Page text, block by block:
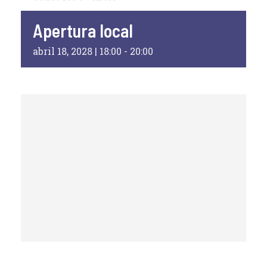
Apertura local
abril 18, 2028 | 18:00 - 20:00